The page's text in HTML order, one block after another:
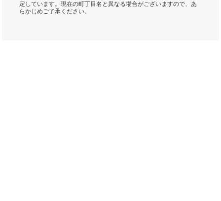
定しています。現在の町丁目名と異なる場合がございますので、あ
らかじめご了承ください。